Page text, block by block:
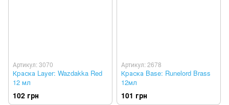
Артикул: 3070
Краска Layer: Wazdakka Red
12 мл
102 грн
Артикул: 2678
Краска Base: Runelord Brass
12мл
101 грн